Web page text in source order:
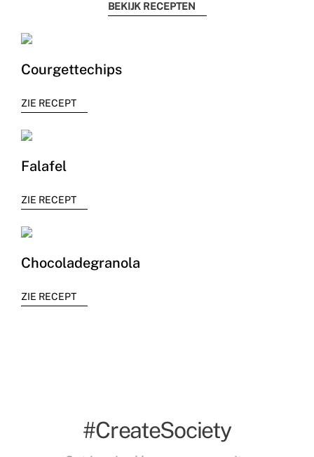
BEKIJK RECEPTEN
Courgettechips
ZIE RECEPT
Falafel
ZIE RECEPT
Chocoladegranola
ZIE RECEPT
#CreateSociety